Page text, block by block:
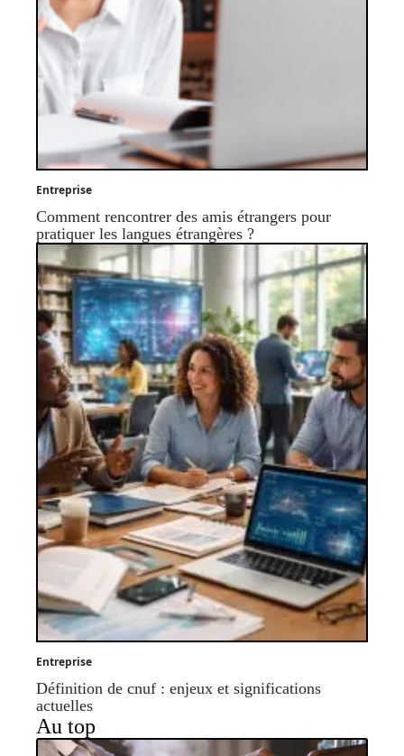
Entreprise
Comment rencontrer des amis étrangers pour
pratiquer les langues étrangères ?
Entreprise
Définition de cnuf : enjeux et significations
actuelles
Au top